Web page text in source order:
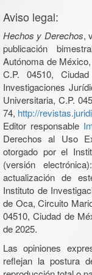
Aviso legal:
Hechos y Derechos,
publicación
Autónoma de
C.P. 04510,
Investigaciones
Universitaria, C.P.
74, http://
Editor responsable
Derechos al Uso
otorgado por el
(versión
actualización de
Instituto de
de Oca, Circuito
04510, Ciudad de
de 2025.
Las opiniones
reflejan la postura